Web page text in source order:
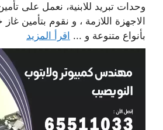
وحدات تبريد للابنية، نعمل على
الاجهزة اللازمة ، و نقوم بتأمين
بأنواع متنوعة و ... اقرأ المزيد